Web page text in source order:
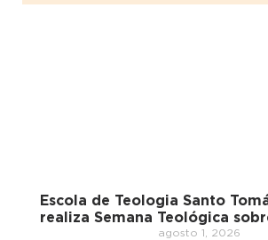
Escola de Teologia Santo
realiza Semana Teológica
agosto 1, 2026